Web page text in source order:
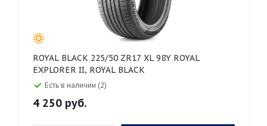
ROYAL BLACK 225/50 ZR17 XL 98Y ROYAL
EXPLORER II, ROYAL BLACK
Есть в наличии (2)
4 250 руб.